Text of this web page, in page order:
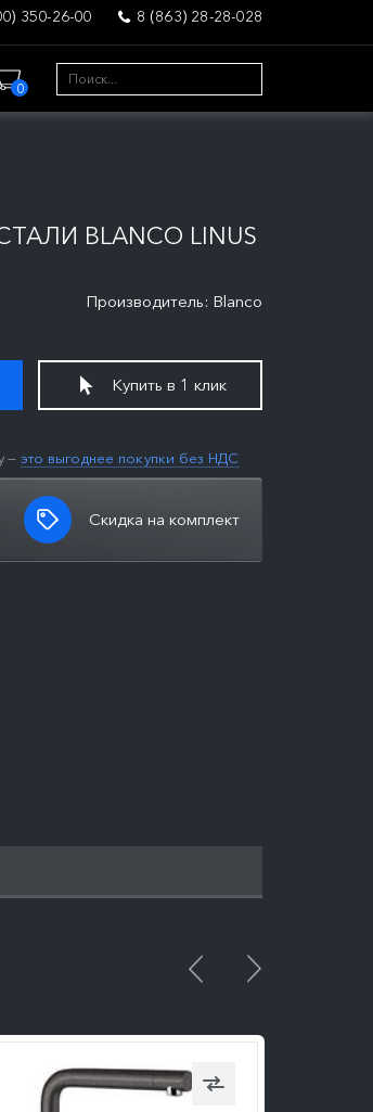
350-26-00 8 (863) 28-28-028
0
BLANCO LINUS
Производитель: Blanco
— это выгоднее покупки без НДС
Купить в 1 клик
Скидка на комплект